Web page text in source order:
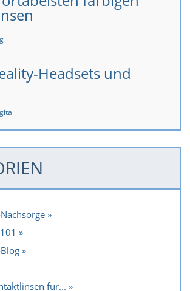
Headsets und
für...